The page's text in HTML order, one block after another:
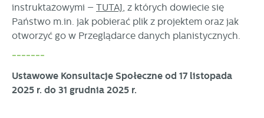
instruktażowymi – TUTAJ, z których dowiecie się
Państwo m.in. jak pobierać plik z projektem oraz jak
otworzyć go w Przeglądarce danych planistycznych.
-------
Ustawowe Konsultacje Społeczne od 17 listopada
2025 r. do 31 grudnia 2025 r.